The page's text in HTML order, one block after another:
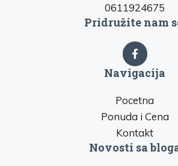
0611924675
Pridružite nam
Navigacija
Pocetna
Ponuda i Cena
Kontakt
Novosti sa